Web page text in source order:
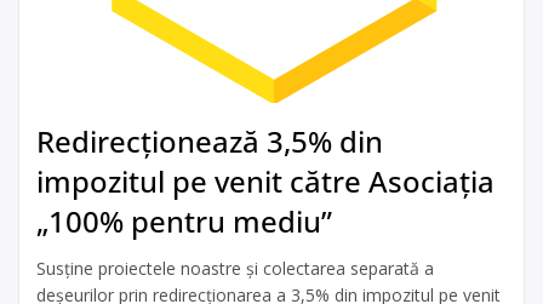
Redirecționează 3,5% din
impozitul pe venit către Asociația
„100% pentru mediu”
Susține proiectele noastre și colectarea separată a
deșeurilor prin redirecționarea a 3,5% din impozitul pe venit